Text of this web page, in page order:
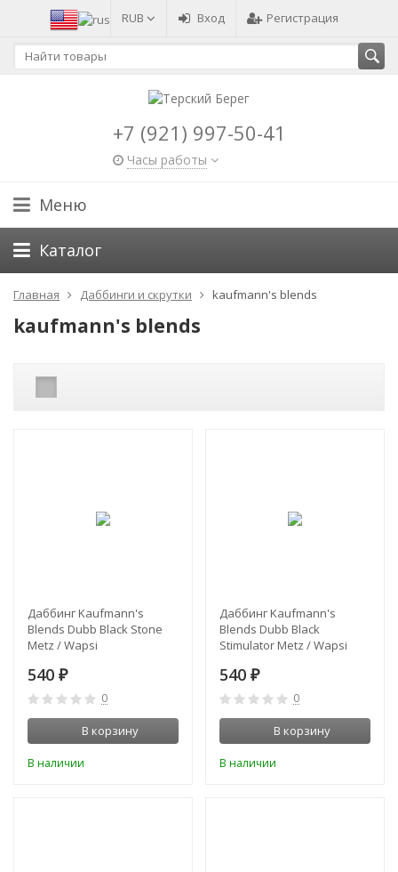
RUB Вход Регистрация
+7 (921) 997-50-41
Часы работы
Меню
Каталог
Главная Даббинги и скрутки kaufmann's blends
kaufmann's blends
Даббинг Kaufmann's
Blends Dubb Black Stone
Metz / Wapsi
540 ₽
0
В корзину
В наличии
Даббинг Kaufmann's
Blends Dubb Black
Stimulator Metz / Wapsi
540 ₽
0
В корзину
В наличии